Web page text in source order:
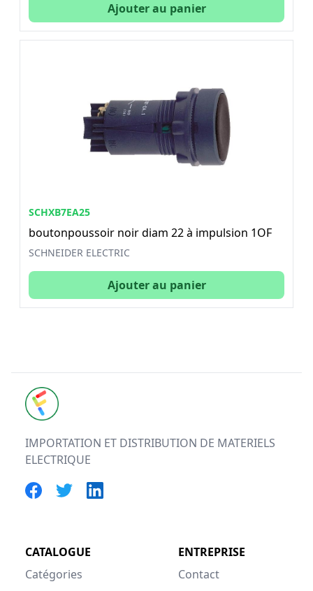
Ajouter au panier
SCHXB7EA25
boutonpoussoir noir diam 22 à impulsion 1OF
SCHNEIDER ELECTRIC
Ajouter au panier
FUTURELEC
IMPORTATION ET DISTRIBUTION DE MATERIELS
ELECTRIQUE
CATALOGUE
Catégories
ENTREPRISE
Contact